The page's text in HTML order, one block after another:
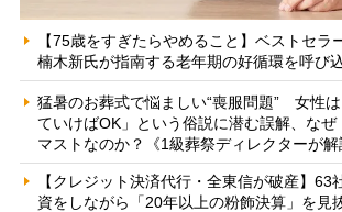
【75歳をすぎたらやめること】ベストセラ
楠木新氏が指南する老年期の好循環を呼び
猛暑のお葬式で悩ましい“喪服問題” 女性
ていけばOK」という俗説に潜む誤解、な
マストなのか？《1級葬祭ディレクターが解
【クレジット決済代行・全東信が破産】63
資をしながら「20年以上の粉飾決算」を見